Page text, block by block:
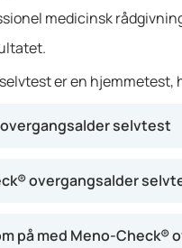
medicinsk
er en
selvtest
din urin. Under
overgangsalder
på med Meno-Check®